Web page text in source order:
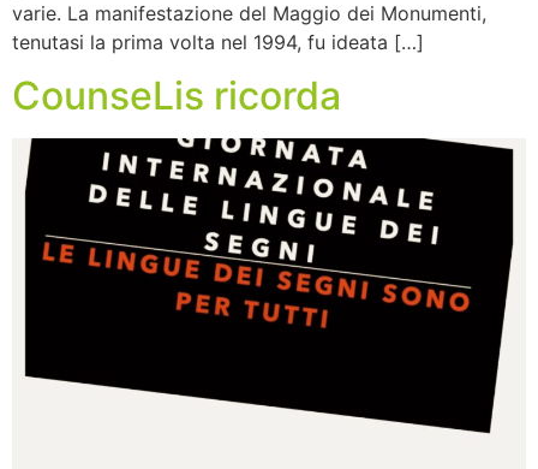
varie. La manifestazione del Maggio dei Monumenti,
tenutasi la prima volta nel 1994, fu ideata […]
CounseLis ricorda